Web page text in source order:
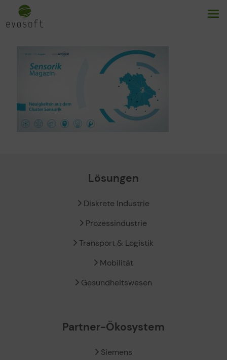
Lösungen
Diskrete Industrie
Prozessindustrie
Transport & Logistik
Mobilität
Gesundheitswesen
Partner-Ökosystem
Siemens